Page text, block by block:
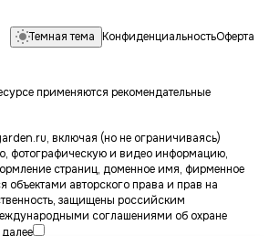
Темная тема КонфиденциальностьОферта
применяются рекомендательные
включая (но не ограничиваясь)
фотографическую и видео информацию,
страниц, доменное имя, фирменное
объектами авторского права и прав на
защищены российским
соглашениями об охране